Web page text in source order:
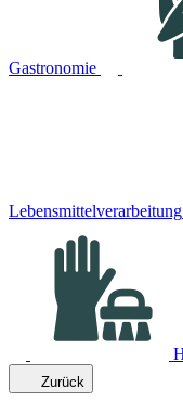
Gastronomie
Lebensmittelverarbeitung
Zurück